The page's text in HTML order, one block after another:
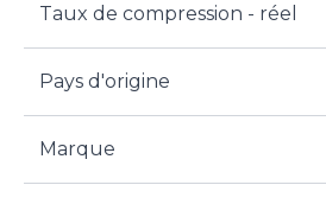
Taux de compression - réel
Pays d'origine
Marque